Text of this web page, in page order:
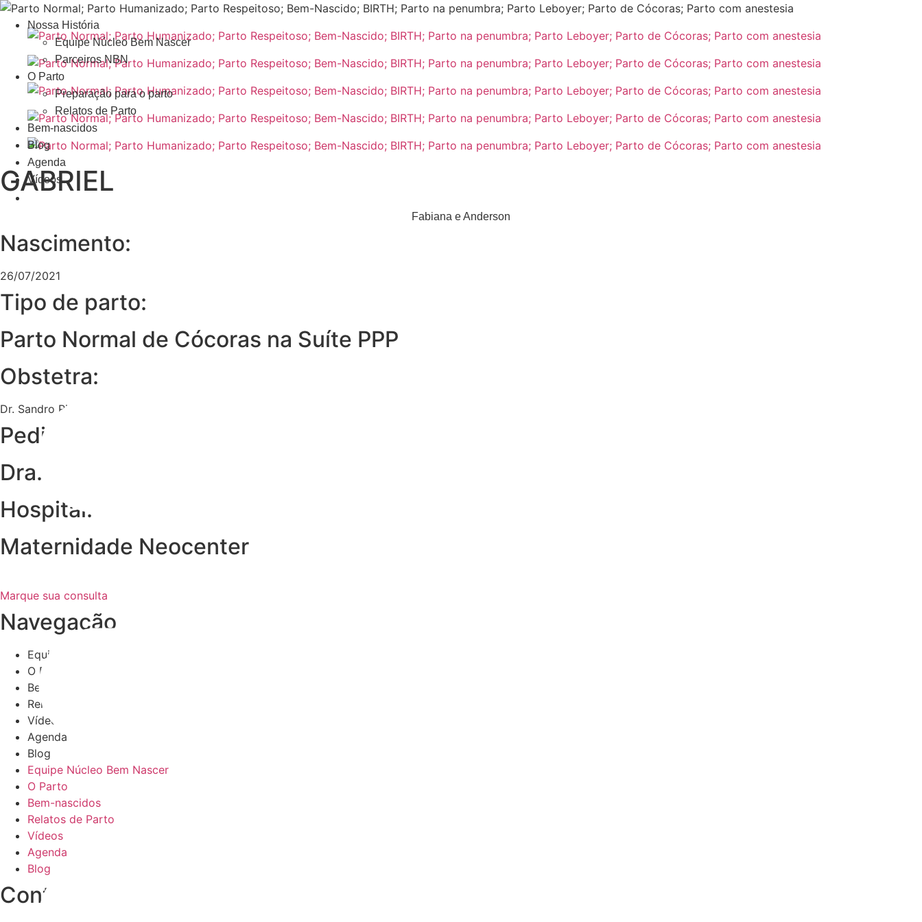
Nossa História
Equipe Núcleo Bem Nascer
Parceiros NBN
O Parto
Preparação para o parto
Relatos de Parto
Bem-nascidos
Blog
Agenda
Vídeos
GABRIEL
Fabiana e Anderson
Nascimento:
26/07/2021
Tipo de parto:
Parto Normal de Cócoras na Suíte PPP
Obstetra:
Dr. Sandro Ribeiro
Pediatra:
Dra. Flávia
Hospital:
Maternidade Neocenter
Marque sua consulta
Navegação
Equipe Núcleo Bem Nascer
O Parto
Bem-nascidos
Relatos de Parto
Vídeos
Agenda
Blog
Equipe Núcleo Bem Nascer
O Parto
Bem-nascidos
Relatos de Parto
Vídeos
Agenda
Blog
Contate-nos